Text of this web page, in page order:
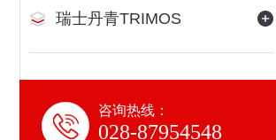
瑞士丹青TRIMOS
咨询热线：
028-87954548